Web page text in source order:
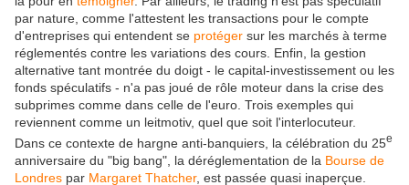
par nature, comme l'attestent les transactions pour le compte
d'entreprises qui entendent se protéger sur les marchés à terme
réglementés contre les variations des cours. Enfin, la gestion
alternative tant montrée du doigt - le capital-investissement ou les
fonds spéculatifs - n'a pas joué de rôle moteur dans la crise des
subprimes comme dans celle de l'euro. Trois exemples qui
reviennent comme un leitmotiv, quel que soit l'interlocuteur.
Dans ce contexte de hargne anti-banquiers, la célébration du 25e
anniversaire du "big bang", la déréglementation de la Bourse de
Londres par Margaret Thatcher, est passée quasi inaperçue.